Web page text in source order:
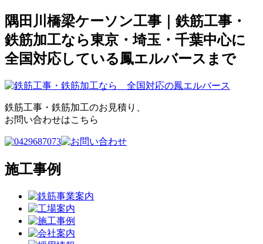
隅田川橋梁ケーソン工事｜鉄筋工事・
鉄筋加工なら東京・埼玉・千葉中心に
全国対応している鳳エルバースまで
鉄筋工事・鉄筋加工のお見積り、
お問い合わせはこちら
施工事例